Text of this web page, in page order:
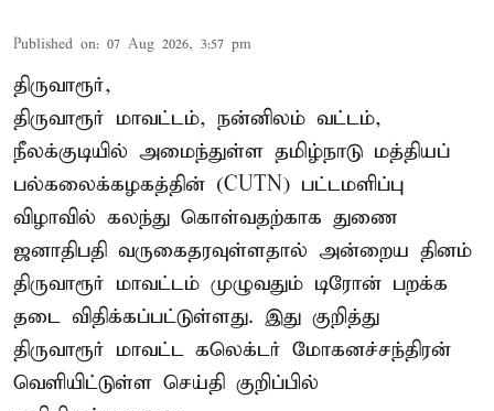
Published on: 07 Aug 2026, 3:57 pm
திருவாரூர்,
திருவாரூர் மாவட்டம், நன்னிலம் வட்டம்,
நீலக்குடியில் அமைந்துள்ள தமிழ்நாடு மத்தியப்
பல்கலைக்கழகத்தின் (CUTN) பட்டமளிப்பு
விழாவில் கலந்து கொள்வதற்காக துணை
ஜனாதிபதி வருகைதரவுள்ளதால் அன்றைய தினம்
திருவாரூர் மாவட்டம் முழுவதும் டிரோன் பறக்க
தடை விதிக்கப்பட்டுள்ளது. இது குறித்து
திருவாரூர் மாவட்ட கலெக்டர் மோகனச்சந்திரன்
வெளியிட்டுள்ள செய்தி குறிப்பில்